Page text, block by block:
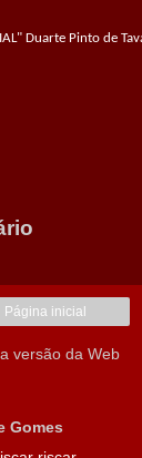
Duarte Pinto de
Página inicial
versão da Web
Gomes